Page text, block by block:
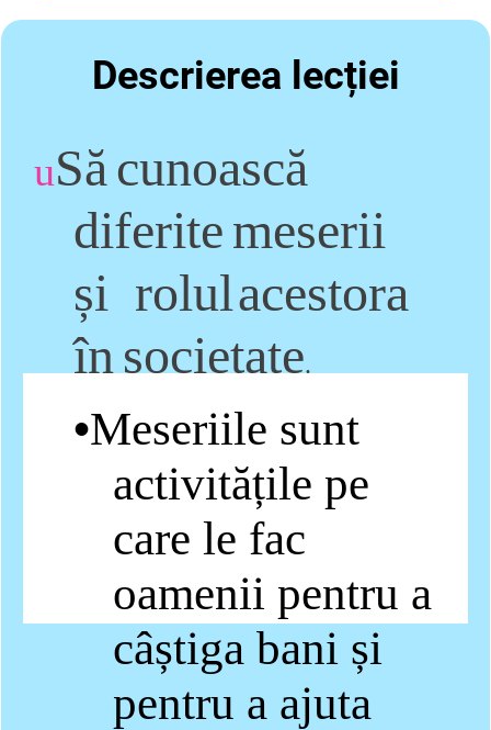
Descrierea lecției
uSăcunoască
diferitemeserii
și rolulacestora
în societate.
•Meseriile sunt
activitățile pe
care le fac
oamenii pentru a
câștiga bani și
pentru a ajuta